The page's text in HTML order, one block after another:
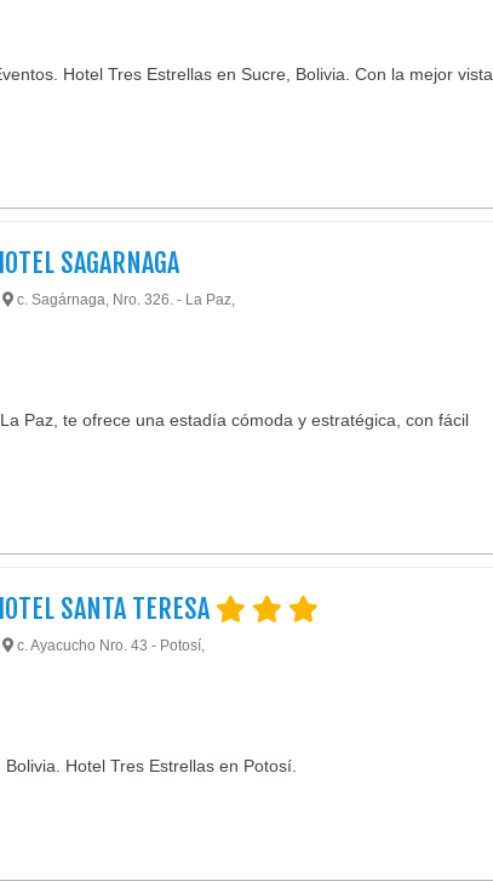
Hotel Tres Estrellas en Sucre, Bolivia. Con la mejor vista
SAGARNAGA
c. Sagárnaga, Nro. 326. - La Paz,
Paz, te ofrece una estadía cómoda y estratégica, con fácil
SANTA TERESA
c. Ayacucho Nro. 43 - Potosí,
Hotel Tres Estrellas en Potosí.